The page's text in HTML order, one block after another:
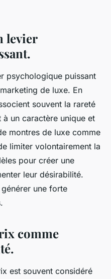
levier
psychologique puissant
de luxe. En
souvent la rareté
un caractère unique et
montres de luxe comme
limiter volontairement la
pour créer une
leur désirabilité.
générer une forte
comme
est souvent considéré